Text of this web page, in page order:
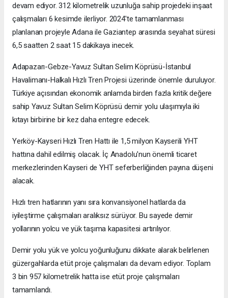
devam ediyor. 312 kilometrelik uzunluğa sahip projedeki inşaat
çalışmaları 6 kesimde ilerliyor. 2024'te tamamlanması
planlanan projeyle Adana ile Gaziantep arasında seyahat süresi
6,5 saatten 2 saat 15 dakikaya inecek.
Adapazarı-Gebze-Yavuz Sultan Selim Köprüsü-İstanbul
Havalimanı-Halkalı Hızlı Tren Projesi üzerinde önemle duruluyor.
Türkiye açısından ekonomik anlamda birden fazla kritik değere
sahip Yavuz Sultan Selim Köprüsü demir yolu ulaşımıyla iki
kıtayı birbirine bir kez daha entegre edecek.
Yerköy-Kayseri Hızlı Tren Hattı ile 1,5 milyon Kayserili YHT
hattına dahil edilmiş olacak. İç Anadolu'nun önemli ticaret
merkezlerinden Kayseri de YHT seferberliğinden payına düşeni
alacak.
Hızlı tren hatlarının yanı sıra konvansiyonel hatlarda da
iyileştirme çalışmaları aralıksız sürüyor. Bu sayede demir
yollarının yolcu ve yük taşıma kapasitesi artırılıyor.
Demir yolu yük ve yolcu yoğunluğunu dikkate alarak belirlenen
güzergahlarda etüt proje çalışmaları da devam ediyor. Toplam
3 bin 957 kilometrelik hatta ise etüt proje çalışmaları
tamamlandı.